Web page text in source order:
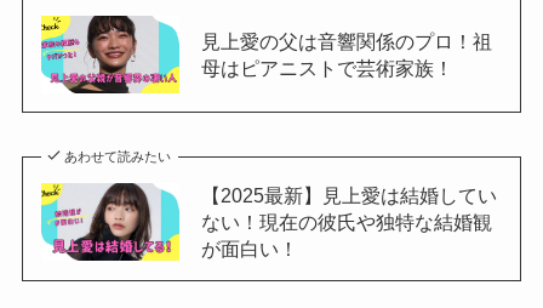
見上愛の父は音響関係のプロ！祖
母はピアニストで芸術家族！
あわせて読みたい
【2025最新】見上愛は結婚してい
ない！現在の彼氏や独特な結婚観
が面白い！